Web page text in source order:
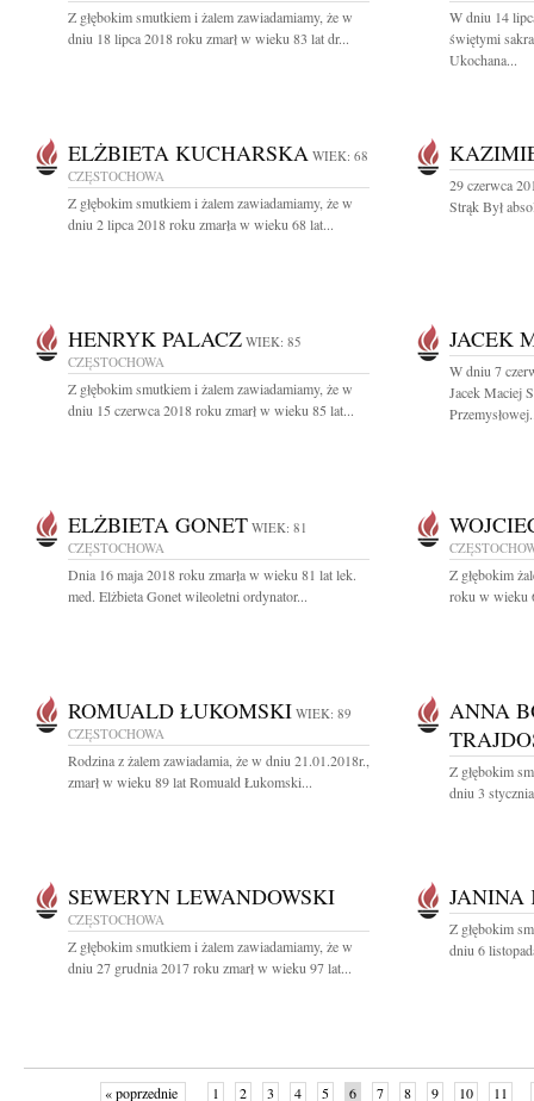
Z głębokim smutkiem i żalem zawiadamiamy, że w
dniu 18 lipca 2018 roku zmarł w wieku 83 lat dr...
W dniu 14
świętymi
Ukochana...
ELŻBIETA KUCHARSKA WIEK: 68
CZĘSTOCHOWA
Z głębokim smutkiem i żalem zawiadamiamy, że w
dniu 2 lipca 2018 roku zmarła w wieku 68 lat...
29 czerwca
Strąk Był
HENRYK PALACZ WIEK: 85
CZĘSTOCHOWA
Z głębokim smutkiem i żalem zawiadamiamy, że w
dniu 15 czerwca 2018 roku zmarł w wieku 85 lat...
JACEK
W dniu 7
Jacek Maciej
ELŻBIETA GONET WIEK: 81
CZĘSTOCHOWA
Dnia 16 maja 2018 roku zmarła w wieku 81 lat lek.
med. Elżbieta Gonet wileoletni ordynator...
Z głębokim
roku w wieku
ROMUALD ŁUKOMSKI WIEK: 89
CZĘSTOCHOWA
Rodzina z żalem zawiadamia, że w dniu 21.01.2018r.,
zmarł w wieku 89 lat Romuald Łukomski...
ANNA
Z głębokim
dniu 3
SEWERYN LEWANDOWSKI
CZĘSTOCHOWA
Z głębokim smutkiem i żalem zawiadamiamy, że w
dniu 27 grudnia 2017 roku zmarł w wieku 97 lat...
JANINA
Z głębokim
dniu 6
« poprzednie 1 2 3 4 5 6 7 8 9 10 11